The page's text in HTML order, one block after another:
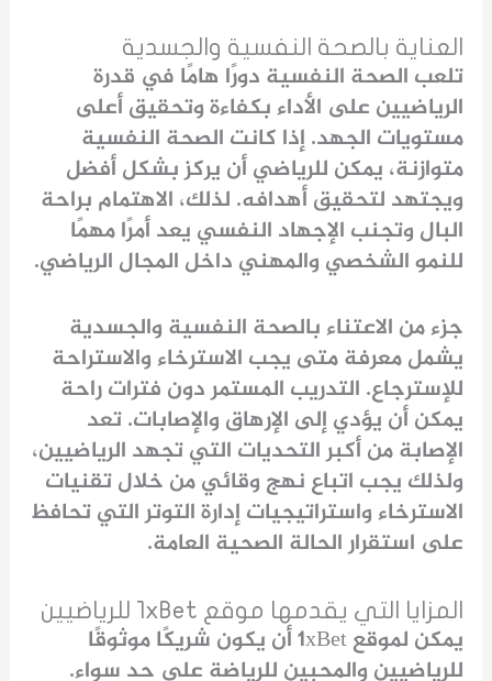
العناية بالصحة النفسية والجسدية
تلعب الصحة النفسية دورًا هامًا في قدرة
الرياضيين على الأداء بكفاءة وتحقيق أعلى
مستويات الجهد. إذا كانت الصحة النفسية
متوازنة، يمكن للرياضي أن يركز بشكل أفضل
ويجتهد لتحقيق أهدافه. لذلك، الاهتمام براحة
البال وتجنب الإجهاد النفسي يعد أمرًا مهمًا
للنمو الشخصي والمهني داخل المجال الرياضي.
جزء من الاعتناء بالصحة النفسية والجسدية
يشمل معرفة متى يجب الاسترخاء والاستراحة
للإسترجاع. التدريب المستمر دون فترات راحة
يمكن أن يؤدي إلى الإرهاق والإصابات. تعد
الإصابة من أكبر التحديات التي تجهد الرياضيين،
ولذلك يجب اتباع نهج وقائي من خلال تقنيات
الاسترخاء واستراتيجيات إدارة التوتر التي تحافظ
على استقرار الحالة الصحية العامة.
المزايا التي يقدمها موقع 1xBet للرياضيين
يمكن لموقع 1xBet أن يكون شريكًا موثوقًا
للرياضيين والمحبين للرياضة على حد سواء.